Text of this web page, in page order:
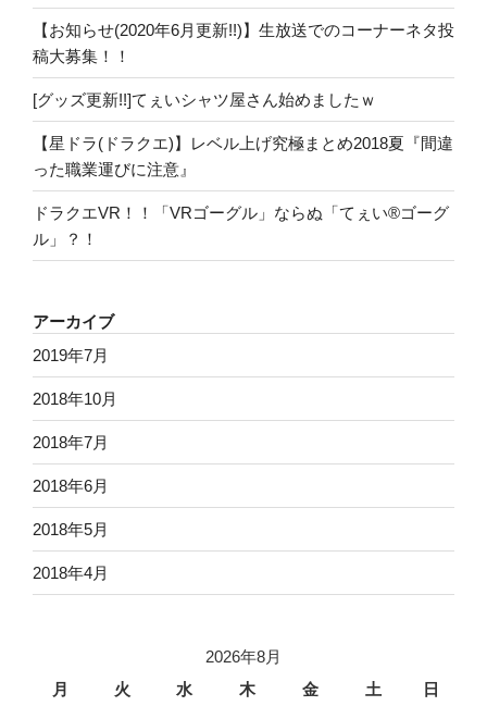
【お知らせ(2020年6月更新!!)】生放送でのコーナーネタ投
稿大募集！！
[グッズ更新!!]てぇいシャツ屋さん始めましたｗ
【星ドラ(ドラクエ)】レベル上げ究極まとめ2018夏『間違
った職業運びに注意』
ドラクエVR！！「VRゴーグル」ならぬ「てぇい®ゴーグ
ル」？！
アーカイブ
2019年7月
2018年10月
2018年7月
2018年6月
2018年5月
2018年4月
2026年8月
月
火 水 木 金 土 日